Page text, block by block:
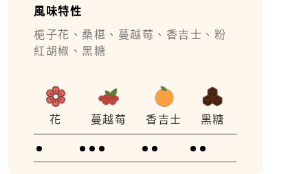
風味特性
梔子花、桑椹、蔓越莓、香吉士、粉
紅胡椒、黑糖
花 蔓越莓 香吉士 黑糖